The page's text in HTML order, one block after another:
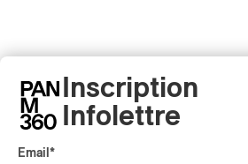
Inscription
Infolettre
Email *